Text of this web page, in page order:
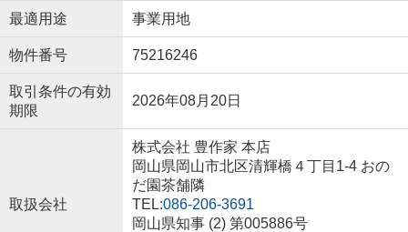
最適用途 事業用地
物件番号 75216246
取引条件の有効
期限
2026年08月20日
取扱会社
株式会社 豊作家 本店
岡山県岡山市北区清輝橋４丁目1-4 おの
だ園茶舗隣
TEL:086-206-3691
岡山県知事 (2) 第005886号